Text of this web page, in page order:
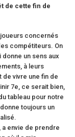
de cette fin de
concernés
compétiteurs. On
un sens aux
à leurs
de vivre une fin de
7e, ce serait bien,
tableau pour notre
toujours un
envie de prendre